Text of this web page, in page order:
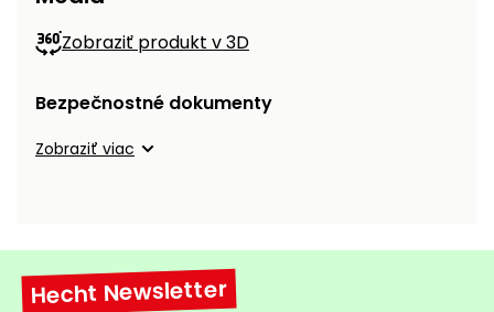
Zobraziť produkt v 3D
Bezpečnostné dokumenty
Zobraziť viac
Hecht Newsletter